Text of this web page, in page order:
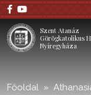
;
Szent Atanáz
Görögkatolikus
Nyíregyháza
Főoldal